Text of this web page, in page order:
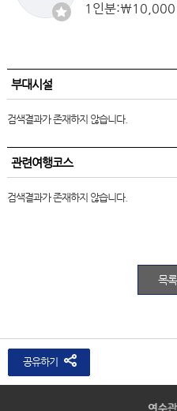
1인분:￦10,000
부대시설
검색결과가 존재하지 않습니다.
관련여행코스
검색결과가 존재하지 않습니다.
목
공유하기